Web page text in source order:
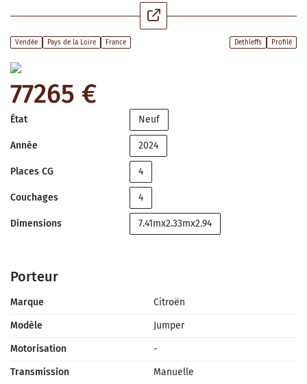
Vendée Pays de la Loire France Dethleffs Profilé
77265 €
État Neuf
Année 2024
Places CG 4
Couchages 4
Dimensions 7.41mx2.33mx2.94
Porteur
Marque
Citroën
Modèle
Jumper
Motorisation
-
Transmission
Manuelle